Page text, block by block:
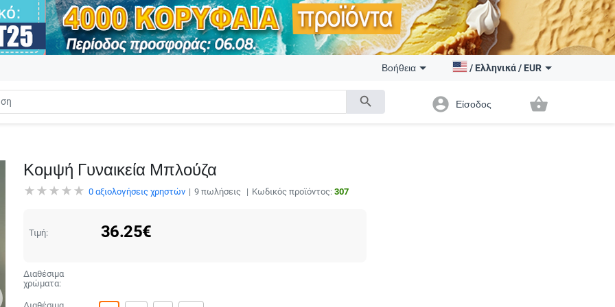
search
Βοήθεια / Ελληνικά/ EUR
account_circle Είσοδος shopping_basket
Κομψή Γυναικεία Μπλούζα
0αξιολογήσεις χρηστών 9πωλήσεις Κωδικός προϊόντος: 307
Τιμή: 36.25€
Διαθέσιμα
χρώματα: